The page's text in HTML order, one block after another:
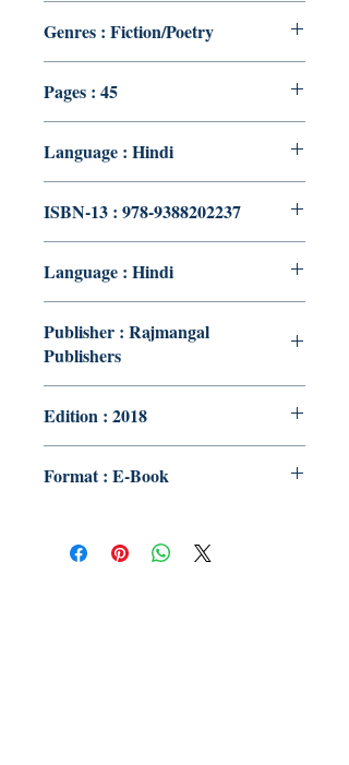
Genres : Fiction/Poetry
Pages : 45
Language : Hindi
ISBN-13 : 978-9388202237
Language : Hindi
Publisher : Rajmangal
Publishers
Edition : 2018
Format : E-Book